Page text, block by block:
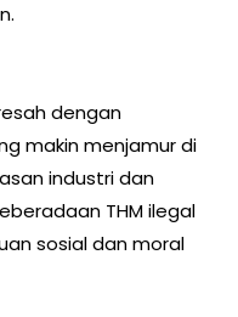
dengan
makin menjamur di
industri dan
THM ilegal
sosial dan moral